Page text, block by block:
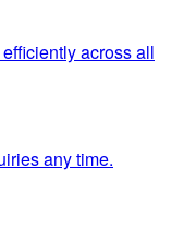
across all
any time.